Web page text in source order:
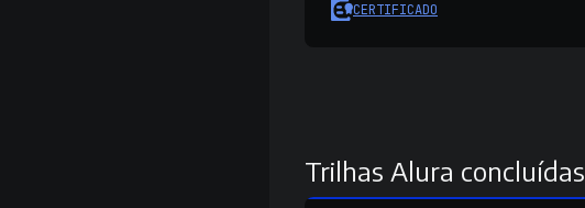
CERTIFICADO
Trilhas Alura concluídas